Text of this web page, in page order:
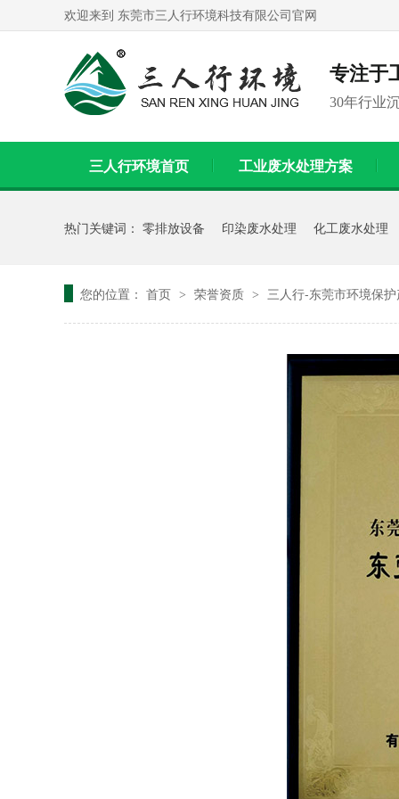
欢迎来到 东莞市三人行环境科技有限公司官网
专注于
30年行业
三人行环境首页 工业废水处理方案
热门关键词： 零排放设备 印染废水处理 化工废水处理
您的位置： 首页 > 荣誉资质 > 三人行-东莞市环境保